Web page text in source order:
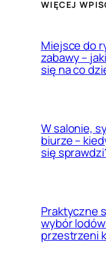
WIĘCEJ
Miejsce do
zabawy –
się na co
W salonie,
biurze –
się
Praktyczne
wybór
przestrzeni